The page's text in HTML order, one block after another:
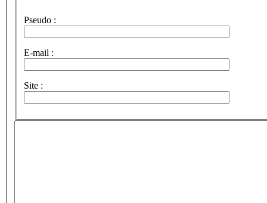
Pseudo :
E-mail :
Site :